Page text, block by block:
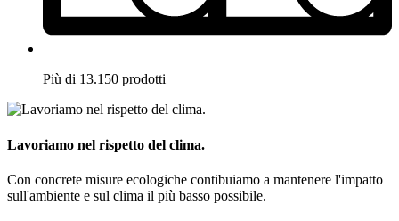
Più di 13.150 prodotti
Lavoriamo nel rispetto del clima.
Con concrete misure ecologiche contibuiamo a mantenere l'impatto
sull'ambiente e sul clima il più basso possibile.